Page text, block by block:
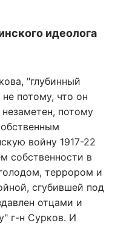
идеолога
"глубинный
потому, что он
потому
войну 1917-22
собственности в
террором и
сгубившей под
отцами и
г-н Сурков. И